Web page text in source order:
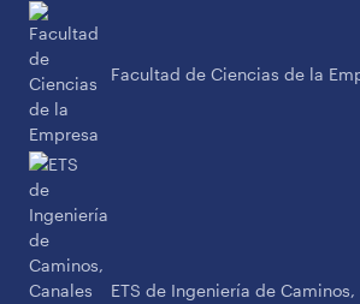
Facultad de Ciencias de la
ETS de Ingeniería de Caminos,